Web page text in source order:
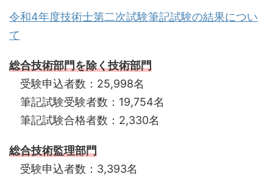
令和4年度技術士第二次試験筆記試験の結果につい
て
総合技術部門を除く技術部門
受験申込者数：25,998名
筆記試験受験者数：19,754名
筆記試験合格者数：2,330名
総合技術監理部門
受験申込者数：3,393名